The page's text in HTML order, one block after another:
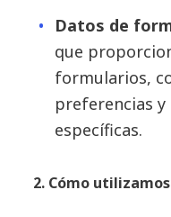
Datos de
que
formularios,
preferencias
específicas.
2. Cómo